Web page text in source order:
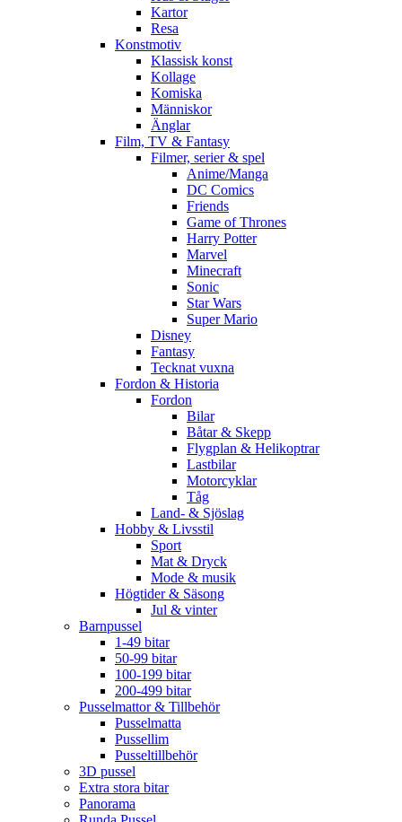
Kartor
Resa
Konstmotiv
Klassisk konst
Kollage
Komiska
Människor
Änglar
Film, TV & Fantasy
Filmer, serier & spel
Anime/Manga
DC Comics
Friends
Game of Thrones
Harry Potter
Marvel
Minecraft
Sonic
Star Wars
Super Mario
Disney
Fantasy
Tecknat vuxna
Fordon & Historia
Fordon
Bilar
Båtar & Skepp
Flygplan & Helikoptrar
Lastbilar
Motorcyklar
Tåg
Land- & Sjöslag
Hobby & Livsstil
Sport
Mat & Dryck
Mode & musik
Högtider & Säsong
Jul & vinter
Barnpussel
1-49 bitar
50-99 bitar
100-199 bitar
200-499 bitar
Pusselmattor & Tillbehör
Pusselmatta
Pussellim
Pusseltillbehör
3D pussel
Extra stora bitar
Panorama